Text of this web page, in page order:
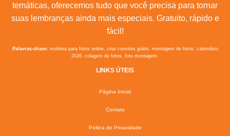
temáticas, oferecemos tudo que você precisa para tornar
suas lembranças ainda mais especiais. Gratuito, rápido e
fácil!
Palavras-chave:moldura para fotos online, criar convites grátis, montagem de fotos, calendário
2026, colagem de fotos, foto montagem.
LINKS ÚTEIS
Página Inicial
Contato
Poltica de Privacidade